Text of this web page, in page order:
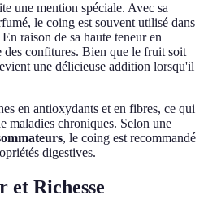
une mention spéciale. Avec sa
le coing est souvent utilisé dans
raison de sa haute teneur en
confitures. Bien que le fruit soit
une délicieuse addition lorsqu'il
en antioxydants et en fibres, ce qui
maladies chroniques. Selon une
, le coing est recommandé
digestives.
et Richesse